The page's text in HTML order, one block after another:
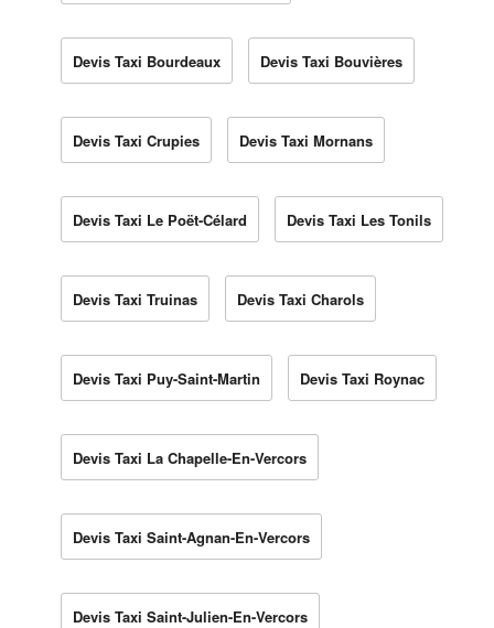
Devis Taxi Bourdeaux Devis Taxi Bouvières
Devis Taxi Crupies Devis Taxi Mornans
Devis Taxi Le Poët-Célard Devis Taxi Les Tonils
Devis Taxi Truinas Devis Taxi Charols
Devis Taxi Puy-Saint-Martin Devis Taxi Roynac
Devis Taxi La Chapelle-En-Vercors
Devis Taxi Saint-Agnan-En-Vercors
Devis Taxi Saint-Julien-En-Vercors